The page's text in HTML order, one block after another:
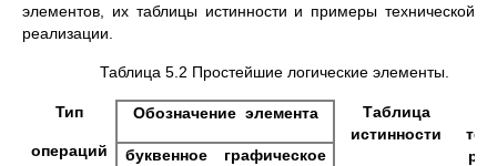
элементов, их таблицы истинности и примеры технической
реализации.
Таблица 5.2 Простейшие логические элементы.
Тип
операций
Обозначение элемента
Таблица
истинности
буквенное графическое